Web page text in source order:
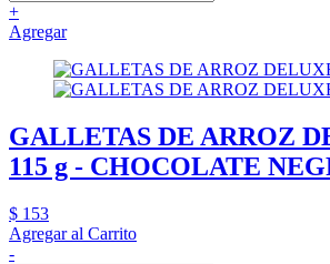
+
Agregar
GALLETAS DE ARROZ
115 g - CHOCOLATE
$ 153
Agregar al Carrito
-